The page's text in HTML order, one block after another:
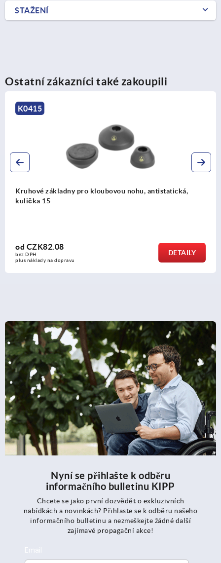
STAŽENÍ
Ostatní zákazníci také zakoupili
K0415
Kruhové základny pro kloubovou nohu, antistatická,
kulička 15
od CZK82.08
bez DPH
plus náklady na dopravu
DETAILY
Nyní se přihlašte k odběru
informačního bulletinu KIPP
Chcete se jako první dozvědět o exkluzivních
nabídkách a novinkách? Přihlaste se k odběru našeho
informačního bulletinu a nezmeškejte žádné další
zajímavé propagační akce!